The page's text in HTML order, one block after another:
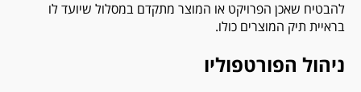
להבטיח שאכן הפרויקט או המוצר מתקדם במסלול שיועד לו
בראיית תיק המוצרים כולו.
ניהול הפורטפוליו